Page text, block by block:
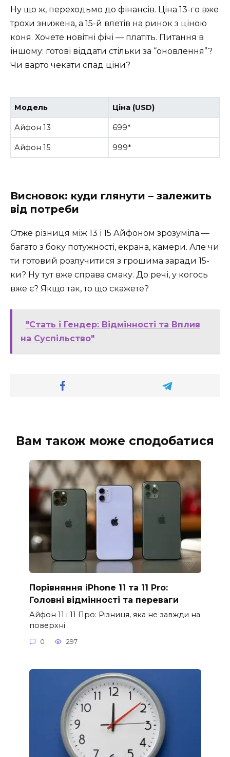
Ну що ж, переходьмо до фінансів. Ціна 13-го вже
трохи знижена, а 15-й влетів на ринок з ціною
коня. Хочете новітні фічі — платіть. Питання в
іншому: готові віддати стільки за “оновлення”?
Чи варто чекати спад ціни?
Модель Ціна (USD)
Айфон 13 699*
Айфон 15 999*
Висновок: куди глянути – залежить
від потреби
Отже різниця між 13 і 15 Айфоном зрозуміла —
багато з боку потужності, екрана, камери. Але чи
ти готовий розлучитися з грошима заради 15-
ки? Ну тут вже справа смаку. До речі, у когось
вже є? Якщо так, то що скажете?
"Стать і Гендер: Відмінності та Вплив
на Суспільство"
Вам також може сподобатися
Порівняння iPhone 11 та 11 Pro:
Головні відмінності та переваги
Айфон 11 і 11 Про: Різниця, яка не завжди на
поверхні
0 297